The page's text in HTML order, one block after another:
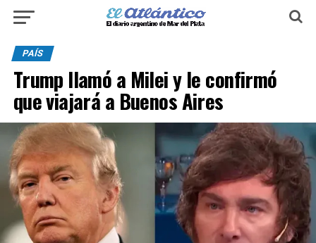
PAÍS
Trump llamó a Milei y le confirmó
que viajará a Buenos Aires